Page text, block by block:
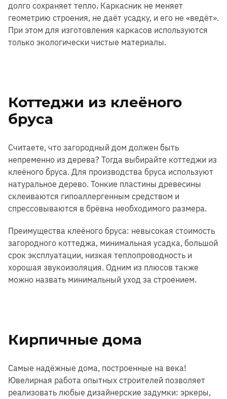
долго сохраняет тепло. Каркасник не меняет
геометрию строения, не даёт усадку, и его не «ведёт».
При этом для изготовления каркасов используются
только экологически чистые материалы.
Коттеджи из клеёного
бруса
Считаете, что загородный дом должен быть
непременно из дерева? Тогда выбирайте коттеджи из
клеёного бруса. Для производства бруса используют
натуральное дерево. Тонкие пластины древесины
склеиваются гипоаллергенным средством и
спрессовываются в брёвна необходимого размера.
Преимущества клеёного бруса: невысокая стоимость
загородного коттеджа, минимальная усадка, большой
срок эксплуатации, низкая теплопроводность и
хорошая звукоизоляция. Одним из плюсов также
можно назвать минимальный уход за строением.
Кирпичные дома
Самые надёжные дома, построенные на века!
Ювелирная работа опытных строителей позволяет
реализовать любые дизайнерские задумки: эркеры,